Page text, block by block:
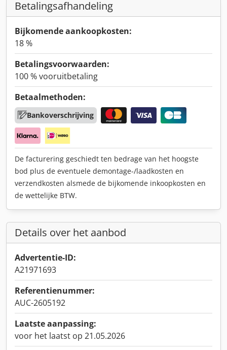
Betalingsafhandeling
Bijkomende aankoopkosten:
18 %
Betalingsvoorwaarden:
100 % vooruitbetaling
Betaalmethoden:
Bankoverschrijving
De facturering geschiedt ten bedrage van het hoogste
bod plus de eventuele demontage-/laadkosten en
verzendkosten alsmede de bijkomende inkoopkosten en
de wettelijke BTW.
Details over het aanbod
Advertentie-ID:
A21971693
Referentienummer:
AUC-2605192
Laatste aanpassing:
voor het laatst op 21.05.2026